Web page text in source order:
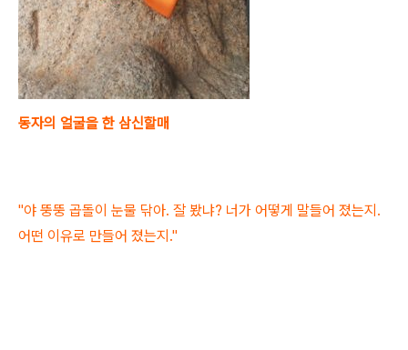
동자의 얼굴을 한 삼신할매
"야 뚱뚱 곱돌이 눈물 닦아. 잘 봤냐? 너가 어떻게 말들어 졌는지.
어떤 이유로 만들어 졌는지."